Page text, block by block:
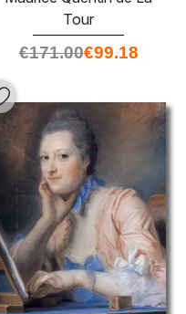
Tour
€171.00€99.18